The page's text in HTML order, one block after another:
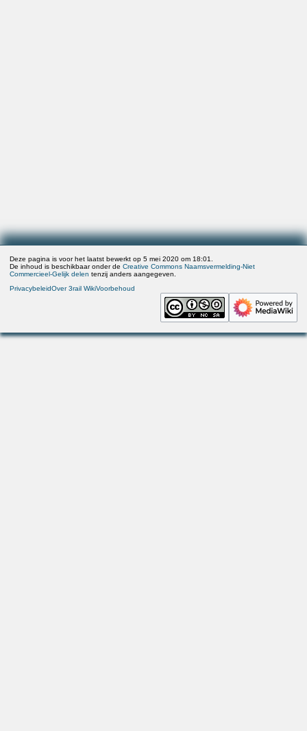
Deze pagina is voor het laatst bewerkt op 5 mei 2020 om 18:01.
De inhoud is beschikbaar onder deCreative Commons Naamsvermelding-Niet
Commercieel-Gelijk delen tenzij anders aangegeven.
PrivacybeleidOver 3rail WikiVoorbehoud